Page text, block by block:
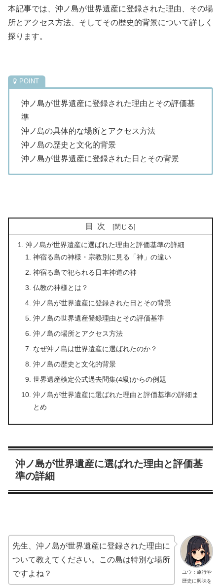
本記事では、沖ノ島が世界遺産に登録された理由、その場
所とアクセス方法、そしてその歴史的背景について詳しく
探ります。
沖ノ島が世界遺産に登録された理由とその評価基
準
沖ノ島の具体的な場所とアクセス方法
沖ノ島の歴史と文化的背景
沖ノ島が世界遺産に登録された日とその背景
目次
沖ノ島が世界遺産に選ばれた理由と評価基準の詳細
神宿る島の神様・宗教別に見る「神」の違い
神宿る島で祀られる日本神道の神
仏教の神様とは？
沖ノ島が世界遺産に登録された日とその背景
沖ノ島の世界遺産登録理由とその評価基準
沖ノ島の場所とアクセス方法
なぜ沖ノ島は世界遺産に選ばれたのか？
沖ノ島の歴史と文化的背景
世界遺産検定公式過去問集(4級)からの例題
沖ノ島が世界遺産に選ばれた理由と評価基準の詳細ま
とめ
沖ノ島が世界遺産に選ばれた理由と評価基
準の詳細
ユウ：旅行や
歴史に興味を
先生、沖ノ島が世界遺産に登録された理由に
ついて教えてください。この島は特別な場所
ですよね？